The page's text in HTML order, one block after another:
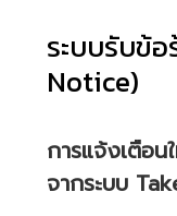
ระบบรับข้อ
Notice)
การแจ้งเตือ
จากระบบ